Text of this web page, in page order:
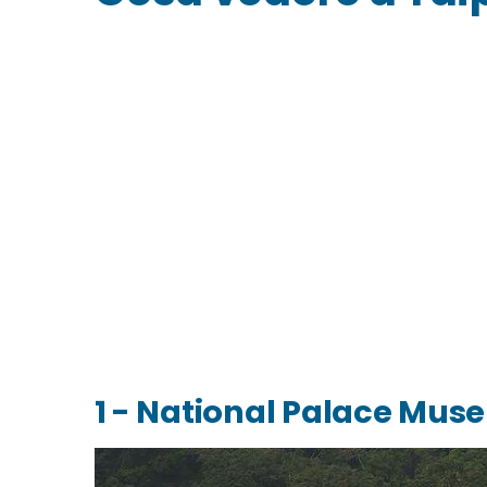
1 - National Palace